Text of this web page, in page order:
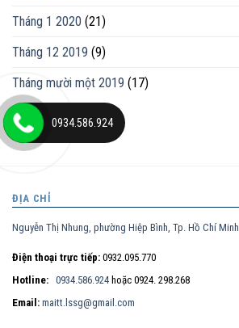
Tháng 1 2020 (21)
Tháng 12 2019 (9)
Tháng mười một 2019 (17)
ĐỊA CHỈ
Nguyễn Thị Nhung, phường Hiệp Bình, Tp. Hồ Chí Minh
Điện thoại trực tiếp: 0932.095.770
Hotline: 0934.586.924 hoặc 0924. 298.268
Email: maitt.lssg@gmail.com
0934.586.924